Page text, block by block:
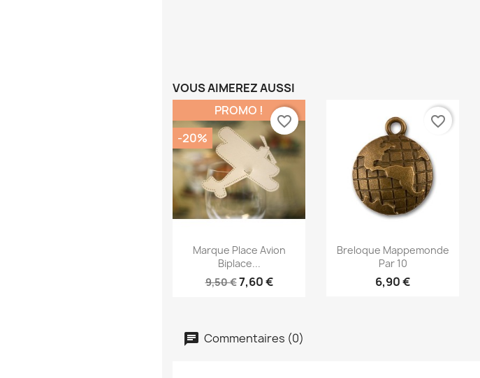
VOUS AIMEREZ AUSSI
Aperçu rapide
Marque Place Avion
Biplace...
9,50 €7,60 €
PROMO !
-20%
favorite_border
Aperçu rapide
Breloque Mappemonde
Par 10
6,90 €
favorite_border
Commentaires (0)